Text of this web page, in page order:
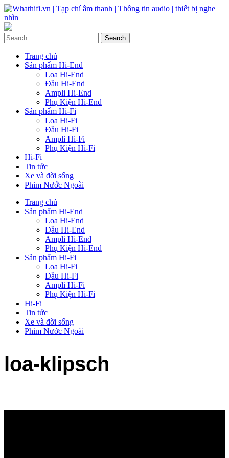
Trang chủ
Sản phẩm Hi-End
Loa Hi-End
Đầu Hi-End
Ampli Hi-End
Phụ Kiện Hi-End
Sản phẩm Hi-Fi
Loa Hi-Fi
Đầu Hi-Fi
Ampli Hi-Fi
Phụ Kiện Hi-Fi
Hi-Fi
Tin tức
Xe và đời sống
Phim Nước Ngoài
Trang chủ
Sản phẩm Hi-End
Loa Hi-End
Đầu Hi-End
Ampli Hi-End
Phụ Kiện Hi-End
Sản phẩm Hi-Fi
Loa Hi-Fi
Đầu Hi-Fi
Ampli Hi-Fi
Phụ Kiện Hi-Fi
Hi-Fi
Tin tức
Xe và đời sống
Phim Nước Ngoài
loa-klipsch